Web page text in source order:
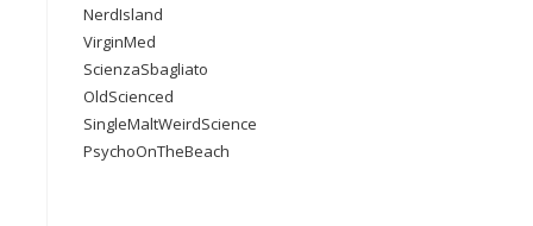
NerdIsland
VirginMed
ScienzaSbagliato
OldScienced
SingleMaltWeirdScience
PsychoOnTheBeach